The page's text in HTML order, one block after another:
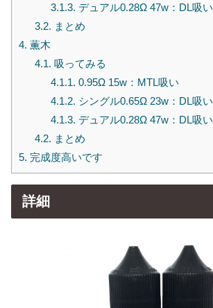
3.1.3. デュアル0.28Ω 47w：DL吸い
3.2. まとめ
4. 薫木
4.1. 吸ってみる
4.1.1. 0.95Ω 15w：MTL吸い
4.1.2. シングル0.65Ω 23w：DL吸い
4.1.3. デュアル0.28Ω 47w：DL吸い
4.2. まとめ
5. 完成度高いです
詳細